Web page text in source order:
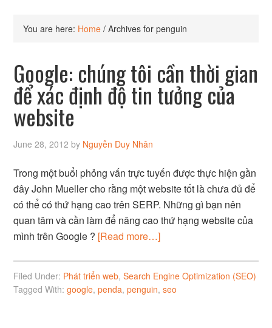
You are here: Home / Archives for penguin
Google: chúng tôi cần thời gian
để xác định độ tin tưởng của
website
June 28, 2012 by Nguyễn Duy Nhân
Trong một buổi phỏng vấn trực tuyến được thực hiện gần
đây John Mueller cho rằng một website tốt là chưa đủ để
có thể có thứ hạng cao trên SERP. Những gì bạn nên
quan tâm và cần làm để nâng cao thứ hạng website của
mình trên Google ? [Read more…]
Filed Under: Phát triển web,Search Engine Optimization (SEO)
Tagged With:google,penda,penguin,seo